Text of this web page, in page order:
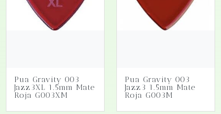
Pua Gravity 003
Jazz3XL 1.5mm Mate
Roja G003XM
Pua Gravity 003
Jazz3 1.5mm Mate
Roja G003M